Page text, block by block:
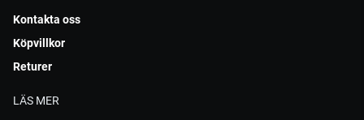
Kontakta oss
Köpvillkor
Returer
LÄS MER